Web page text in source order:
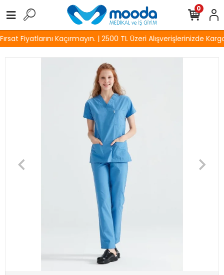
Fiyatlarını Kaçırmayın. | 2500 TL Üzeri Alışverişlerinizde
0